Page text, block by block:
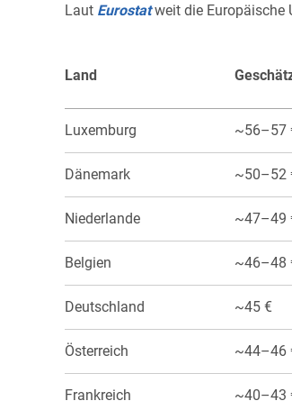
Laut Eurostatweit die Europäische
Land
Luxemburg ~56–57
Dänemark ~50–52
Niederlande ~47–49
Belgien ~46–48
Deutschland ~45 €
Österreich ~44–46
Frankreich ~40–43